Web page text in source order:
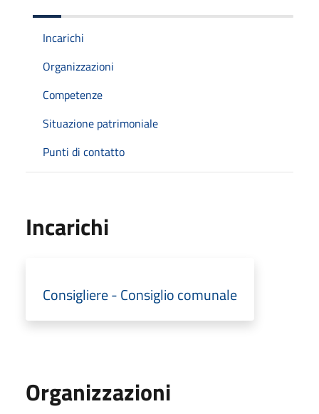
Incarichi
Organizzazioni
Competenze
Situazione patrimoniale
Punti di contatto
Incarichi
Consigliere - Consiglio comunale
Organizzazioni